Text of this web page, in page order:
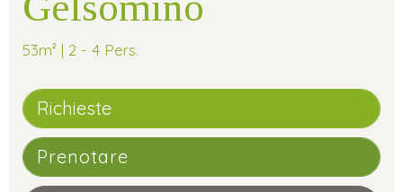
53m² | 2 - 4 Pers.
Richieste
Prenotare